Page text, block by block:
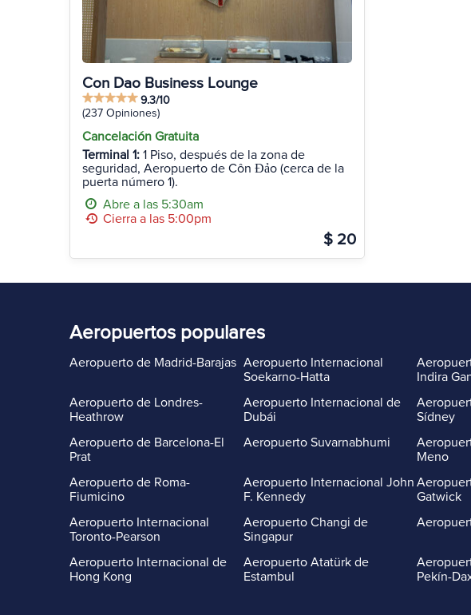
Con Dao Business Lounge
9.3/10
(237 Opiniones)
Cancelación Gratuita
Terminal 1: 1 Piso, después de la zona de
seguridad, Aeropuerto de Côn Đảo (cerca de la
puerta número 1).
Abre a las 5:30am
Cierra a las 5:00pm
$ 20
Aeropuertos populares
Aeropuerto de Madrid-Barajas
Aeropuerto de Londres-
Heathrow
Aeropuerto de Barcelona-El
Prat
Aeropuerto de Roma-
Fiumicino
Aeropuerto Internacional
Toronto-Pearson
Aeropuerto Internacional de
Hong Kong
Aeropuerto Internacional
Soekarno-Hatta
Aeropuerto Internacional de
Dubái
Aeropuerto Suvarnabhumi
Aeropuerto Internacional John
F. Kennedy
Aeropuerto Changi de
Singapur
Aeropuerto Atatürk de
Estambul
Indira
Sídney
Meno
Gatwick
Pekín-